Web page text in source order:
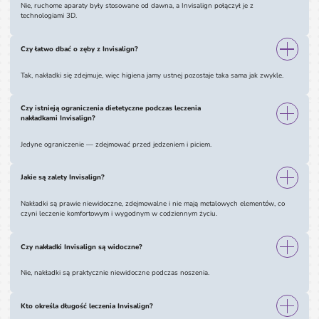
Nie, ruchome aparaty były stosowane od dawna, a Invisalign połączył je z
technologiami 3D.
Czy łatwo dbać o zęby z Invisalign?
Tak, nakładki się zdejmuje, więc higiena jamy ustnej pozostaje taka sama jak zwykle.
Czy istnieją ograniczenia dietetyczne podczas leczenia
nakładkami Invisalign?
Jedyne ograniczenie — zdejmować przed jedzeniem i piciem.
Jakie są zalety Invisalign?
Nakładki są prawie niewidoczne, zdejmowalne i nie mają metalowych elementów, co
czyni leczenie komfortowym i wygodnym w codziennym życiu.
Czy nakładki Invisalign są widoczne?
Nie, nakładki są praktycznie niewidoczne podczas noszenia.
Kto określa długość leczenia Invisalign?